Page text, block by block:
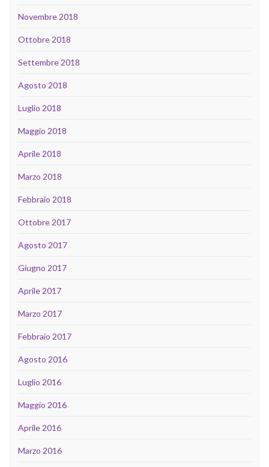
Novembre 2018
Ottobre 2018
Settembre 2018
Agosto 2018
Luglio 2018
Maggio 2018
Aprile 2018
Marzo 2018
Febbraio 2018
Ottobre 2017
Agosto 2017
Giugno 2017
Aprile 2017
Marzo 2017
Febbraio 2017
Agosto 2016
Luglio 2016
Maggio 2016
Aprile 2016
Marzo 2016